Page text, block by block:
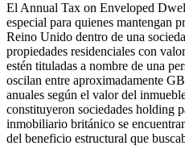
El Annual Tax on Enveloped
especial para quienes mantengan
Reino Unido dentro de una
propiedades residenciales con
estén tituladas a nombre de una
oscilan entre aproximadamente
anuales según el valor del
constituyeron sociedades holding
inmobiliario británico se
del beneficio estructural que